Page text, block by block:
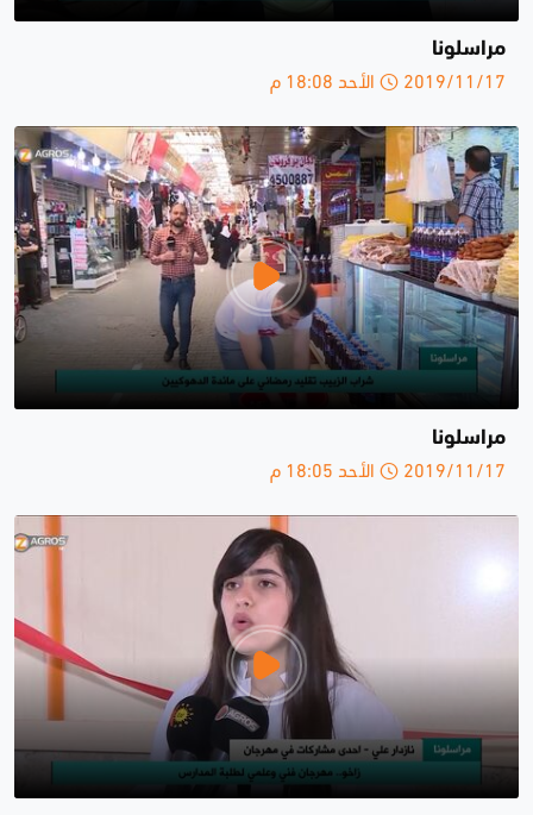
مراسلونا
2019/11/17 الأحد 18:08 م
مراسلونا
2019/11/17 الأحد 18:05 م